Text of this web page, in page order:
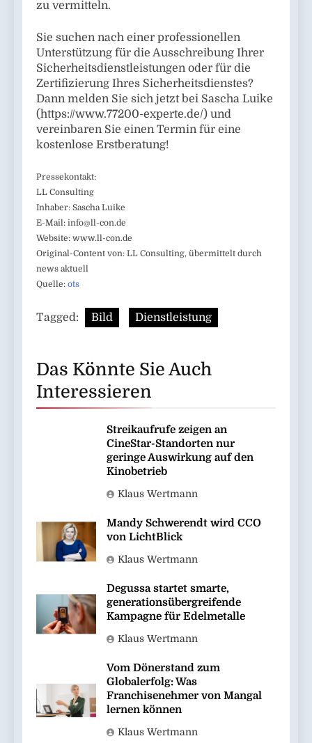
zu vermitteln.
Sie suchen nach einer professionellen
Unterstützung für die Ausschreibung Ihrer
Sicherheitsdienstleistungen oder für die
Zertifizierung Ihres Sicherheitsdienstes?
Dann melden Sie sich jetzt bei Sascha Luike
(https://www.77200-experte.de/) und
vereinbaren Sie einen Termin für eine
kostenlose Erstberatung!
Pressekontakt:
LL Consulting
Inhaber: Sascha Luike
E-Mail: info@ll-con.de
Website: www.ll-con.de
Original-Content von: LL Consulting, übermittelt durch
news aktuell
Quelle: ots
Tagged: Bild Dienstleistung
Das Könnte Sie Auch
Interessieren
Streikaufrufe zeigen an
CineStar-Standorten nur
geringe Auswirkung auf den
Kinobetrieb
Klaus Wertmann
Mandy Schwerendt wird CCO
von LichtBlick
Klaus Wertmann
Degussa startet smarte,
generationsübergreifende
Kampagne für Edelmetalle
Klaus Wertmann
Vom Dönerstand zum
Globalerfolg: Was
Franchisenehmer von Mangal
lernen können
Klaus Wertmann